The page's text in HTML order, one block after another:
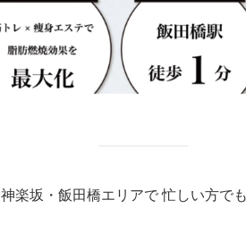
楽坂・飯田橋エリアで 忙しい方で